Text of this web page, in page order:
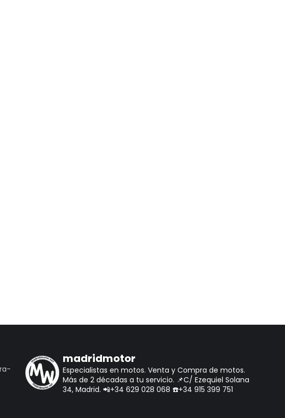
madridmotor
Especialistas en motos. Venta y Compra de motos.
Más de 2 décadas a tu servicio. 📌C/ Ezequiel Solana
34, Madrid. 📲+34 629 028 068 ☎️+34 915 399 751